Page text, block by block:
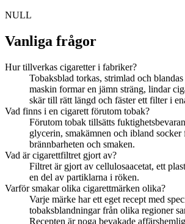
NULL
Vanliga frågor
Hur tillverkas cigaretter i fabriker?
Tobaksblad torkas, strimlad och
maskin formar en jämn sträng, lindar
skär till rätt längd och fäster ett filter i
Vad finns i en cigarett förutom tobak?
Förutom tobak tillsätts
glycerin, smakämnen och ibland socker
brännbarheten och smaken.
Vad är cigarettfiltret gjort av?
Filtret är gjort av cellulosaacetat, ett
en del av partiklarna i röken.
Varför smakar olika cigarettmärken olika?
Varje märke har ett eget recept med
tobaksblandningar från olika regioner
Recepten är noga bevakade